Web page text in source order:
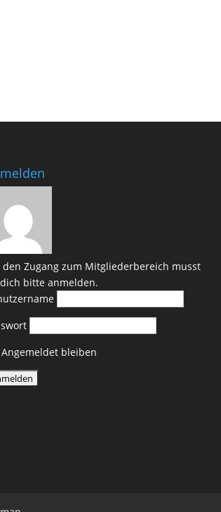
den Zugang zum Mitgliederbereich musst
bitte anmelden.
Angemeldet bleiben